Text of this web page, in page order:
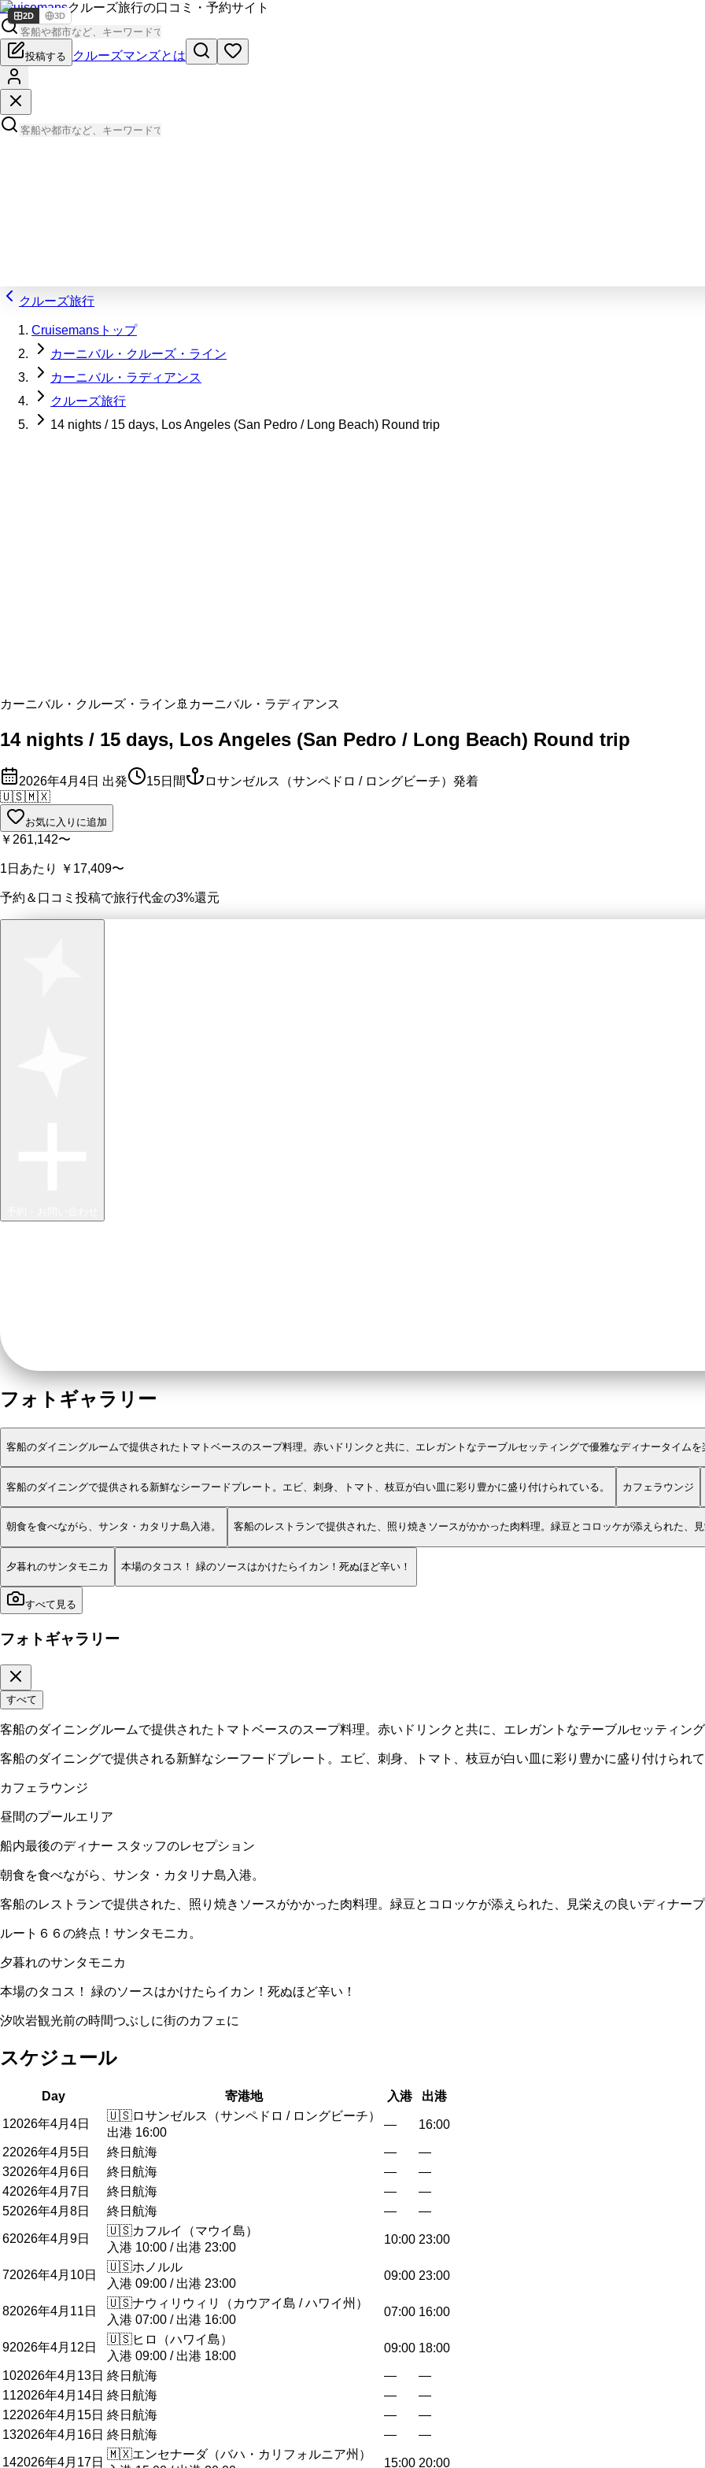
Cruisemansクルーズ旅行の口コミ・予約サイト
投稿する クルーズマンズとは
クルーズ旅行
Cruisemansトップ
カーニバル・クルーズ・ライン
カーニバル・ラディアンス
クルーズ旅行
14 nights / 15 days, Los Angeles (San Pedro / Long Beach) Round trip
2D 3D
カーニバル・クルーズ・ライン 🚢 カーニバル・ラディアンス
14 nights / 15 days, Los Angeles (San Pedro / Long Beach) Round trip
2026年4月4日 出発 15日間
ロサンゼルス（サンペドロ / ロングビーチ）発着
🇺🇸🇲🇽
お気に入りに追加
￥261,142〜
1日あたり ￥17,409〜
予約＆口コミ投稿で旅行代金の3%還元
フォトギャラリー
客船のダイニングルームで提供されたトマトベースのスープ料理。赤いドリンクと共に、エレガントなテーブルセッティングで優雅なディナータイムを
客船のダイニングで提供される新鮮なシーフードプレート。エビ、刺身、トマト、枝豆が白い皿に彩り豊かに盛り付けられている。 カフェラウンジ
朝食を食べながら、サンタ・カタリナ島入港。 客船のレストランで提供された、照り焼きソースがかかった肉料理。緑豆とコロッケが添えられた、
夕暮れのサンタモニカ 本場のタコス！ 緑のソースはかけたらイカン！死ぬほど辛い！
すべて見る
フォトギャラリー
すべて
客船のダイニングルームで提供されたトマトベースのスープ料理。赤いドリンクと共に、エレガントなテーブルセッティン
客船のダイニングで提供される新鮮なシーフードプレート。エビ、刺身、トマト、枝豆が白い皿に彩り豊かに盛り付けられ
カフェラウンジ
昼間のプールエリア
船内最後のディナー スタッフのレセプション
朝食を食べながら、サンタ・カタリナ島入港。
客船のレストランで提供された、照り焼きソースがかかった肉料理。緑豆とコロッケが添えられた、見栄えの良いディナー
ルート６６の終点！サンタモニカ。
夕暮れのサンタモニカ
本場のタコス！ 緑のソースはかけたらイカン！死ぬほど辛い！
汐吹岩観光前の時間つぶしに街のカフェに
スケジュール
Day 寄港地 入港 出港
12026年4月4日
🇺🇸ロサンゼルス（サンペドロ / ロングビーチ）
出港 16:00
— 16:00
22026年4月5日 終日航海 —
—
32026年4月6日 終日航海 —
—
42026年4月7日 終日航海 —
—
52026年4月8日 終日航海 — —
62026年4月9日
🇺🇸カフルイ（マウイ島）
入港 10:00 / 出港 23:00
10:00 23:00
72026年4月10日
🇺🇸ホノルル
入港 09:00 / 出港 23:00
09:00 23:00
82026年4月11日
🇺🇸ナウィリウィリ（カウアイ島 / ハワイ州）
入港 07:00 / 出港 16:00
07:00 16:00
92026年4月12日
🇺🇸ヒロ（ハワイ島）
入港 09:00 / 出港 18:00
09:00 18:00
102026年4月13日 終日航海 —
—
112026年4月14日 終日航海 —
—
122026年4月15日 終日航海 —
—
132026年4月16日 終日航海 — —
142026年4月17日
🇲🇽エンセナーダ（バハ・カリフォルニア州）
15:00 20:00